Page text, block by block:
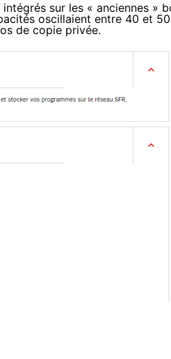
sur les « anciennes »
oscillaient entre 40 et
de copie privée.